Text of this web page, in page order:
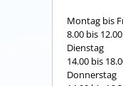
Montag bis
8.00 bis
14.00 bis
Donnerstag